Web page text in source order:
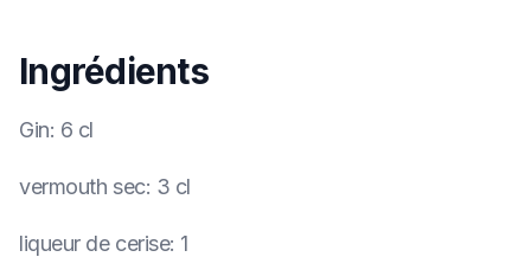
Ingrédients
Gin: 6 cl
vermouth sec: 3 cl
liqueur de cerise: 1